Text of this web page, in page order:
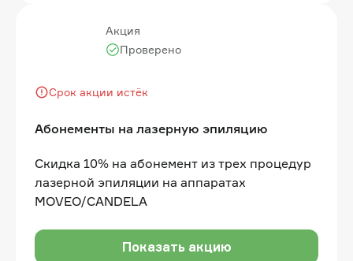
Акция
Абонементы на лазерную эпиляцию
Срок акции истёк
Проверено
Скидка 10% на абонемент из трех процедур
лазерной эпиляции на аппаратах
MOVEO/CANDELA
Показать акцию